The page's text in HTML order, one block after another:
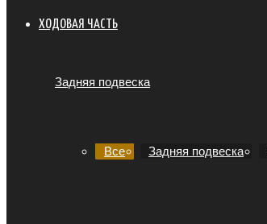
ХОДОВАЯ ЧАСТЬ
Задняя подвеска
Все Задняя подвеска